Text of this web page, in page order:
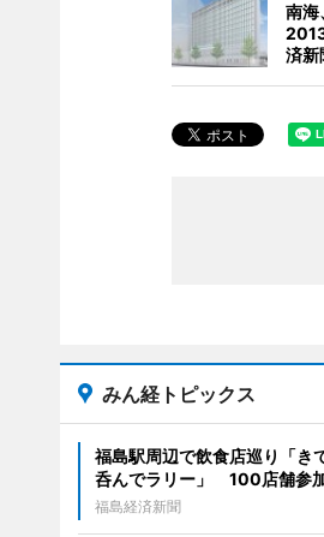
南海
済新
みん経トピックス
福島駅周辺で飲食店巡り「き
呑んでラリー」 100店舗参
福島経済新聞